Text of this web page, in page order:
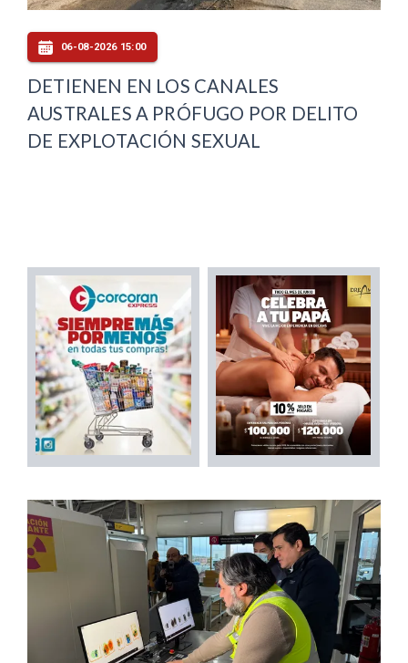
06-08-2026 15:00
DETIENEN EN LOS CANALES
AUSTRALES A PRÓFUGO POR DELITO
DE EXPLOTACIÓN SEXUAL